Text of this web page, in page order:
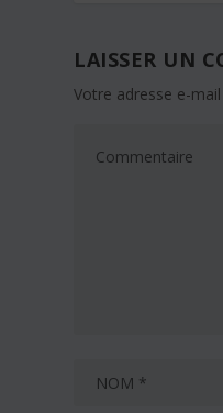
LAISSER UN
Votre adresse e-